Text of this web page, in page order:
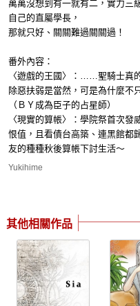
萬萬沒想到有一就有二，實力三
自己的直屬學長，
那就只好、關關難過關關過！
番外內容：
〈遊戲的王國〉：……聖騎士真
除惡扶弱是當然，可是為什麼不
（ＢＹ成為臣子的占星師）
〈現實的算帳〉：學院祭首次
恨值，且看債台高築、連黑館都
友的種種秋後算帳下討生活～
Yukihime
其他相關作品